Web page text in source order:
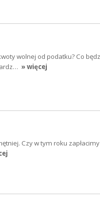
wolnej od podatku? Co
» więcej
Czy w tym roku